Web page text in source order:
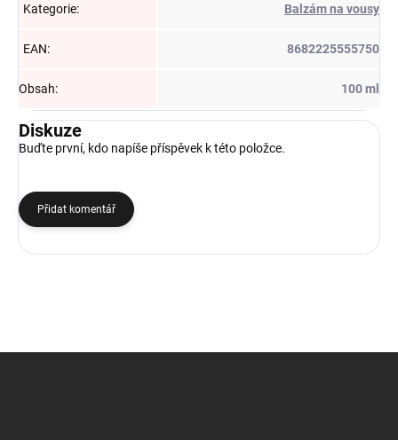
Kategorie: Balzám na vousy
EAN: 8682225555750
Obsah: 100 ml
Diskuze
Buďte první, kdo napíše příspěvek k této položce.
Přidat komentář